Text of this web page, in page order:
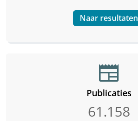
Naar resultaten
newspaper
Publicaties
61.158